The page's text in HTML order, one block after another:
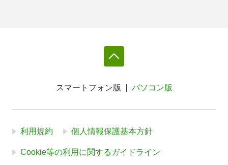
スマートフォン版 パソコン版
利用規約 個人情報保護基本方針
Cookie等の利用に関するガイドライン